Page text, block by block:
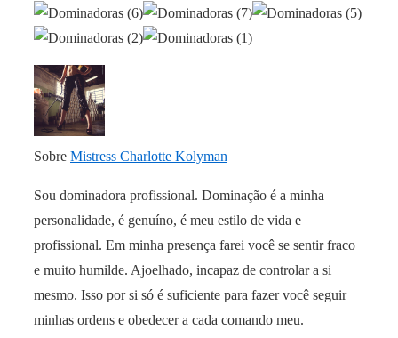
Sobre Mistress Charlotte Kolyman
Sou dominadora profissional. Dominação é a minha
personalidade, é genuíno, é meu estilo de vida e
profissional. Em minha presença farei você se sentir fraco
e muito humilde. Ajoelhado, incapaz de controlar a si
mesmo. Isso por si só é suficiente para fazer você seguir
minhas ordens e obedecer a cada comando meu.